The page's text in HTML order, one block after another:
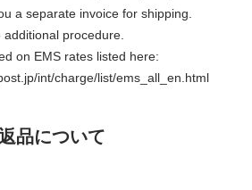
a separate invoice for shipping.
procedure.
on EMS rates listed here:
int/charge/list/ems_all_en.html
品について